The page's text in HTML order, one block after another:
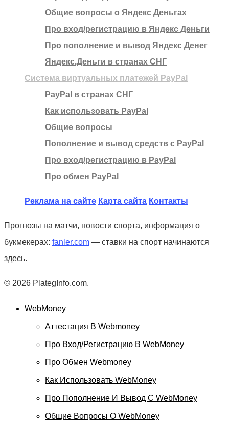
Общие вопросы о Яндекс Деньгах
Про вход/регистрацию в Яндекс Деньги
Про пополнение и вывод Яндекс Денег
Яндекс.Деньги в странах СНГ
Система виртуальных платежей PayPal
PayPal в странах СНГ
Как использовать PayPal
Общие вопросы
Пополнение и вывод средств с PayPal
Про вход/регистрацию в PayPal
Про обмен PayPal
Реклама на сайте Карта сайта Контакты
Прогнозы на матчи, новости спорта, информация о
букмекерах: fanler.com — ставки на спорт начинаются
здесь.
© 2026 PlategInfo.com.
WebMoney
Аттестация В Webmoney
Про Вход/регистрацию В WebMoney
Про Обмен Webmoney
Как Использовать WebMoney
Про Пополнение И Вывод С WebMoney
Общие Вопросы О WebMoney